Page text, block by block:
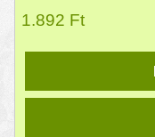
1.892 Ft